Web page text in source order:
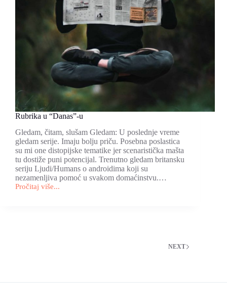
Rubrika u “Danas”-u
Gledam, čitam, slušam Gledam: U poslednje vreme
gledam serije. Imaju bolju priču. Posebna poslastica
su mi one distopijske tematike jer scenaristička mašta
tu dostiže puni potencijal. Trenutno gledam britansku
seriju Ljudi/Humans o androidima koji su
nezamenljiva pomoć u svakom domaćinstvu.…
Pročitaj više...
Rubrika
NEXT